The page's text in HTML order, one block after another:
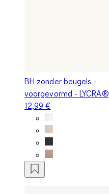
BH zonder beugels -
voorgevormd - LYCRA®
12,99 €